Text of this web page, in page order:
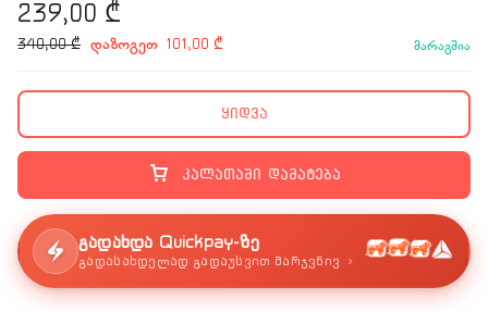
239,00 ₾
340,00₾ დაზოგეთ 101,00 ₾ მარაგშია
კალათაში დამატება
ყიდვა
გადახდა Quickpay-ზე
გადასახდელად გადაუსვით მარჯვნივ ›